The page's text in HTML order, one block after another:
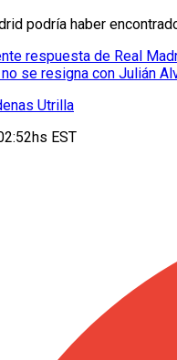
podría haber
respuesta de Real
se resigna con Julián
Utrilla
EST